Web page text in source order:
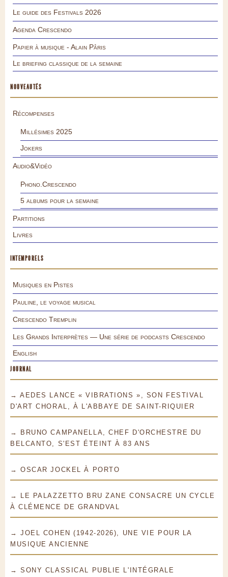
Le guide des Festivals 2026
Agenda Crescendo
Papier à musique - Alain Pâris
Le briefing classique de la semaine
NOUVEAUTÉS
Récompenses
Millésimes 2025
Jokers
Audio&Vidéo
Phono.Crescendo
5 albums pour la semaine
Partitions
Livres
INTEMPORELS
Musiques en Pistes
Pauline, le voyage musical
Crescendo Tremplin
Les Grands Interprètes — Une série de podcasts Crescendo
English
JOURNAL
→ AEDES LANCE « VIBRATIONS », SON FESTIVAL
D'ART CHORAL, À L'ABBAYE DE SAINT-RIQUIER
→ BRUNO CAMPANELLA, CHEF D'ORCHESTRE DU
BELCANTO, S'EST ÉTEINT À 83 ANS
→ OSCAR JOCKEL À PORTO
→ LE PALAZZETTO BRU ZANE CONSACRE UN CYCLE
À CLÉMENCE DE GRANDVAL
→ JOEL COHEN (1942-2026), UNE VIE POUR LA
MUSIQUE ANCIENNE
→ SONY CLASSICAL PUBLIE L'INTÉGRALE